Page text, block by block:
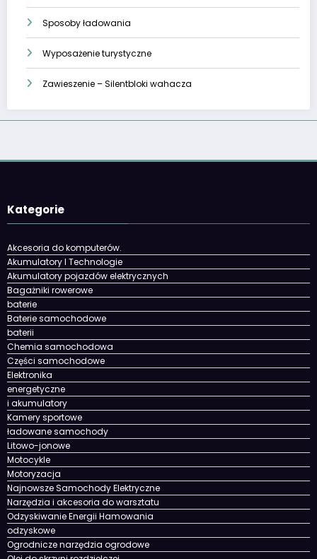
Sposoby ładowania
Wyposażenie turystyczne
Zawieszenie – Silentbloki wahacza
Kategorie
Akcesoria do komputerów.
Akumulatory I Technologie
Akumulatory pojazdów elektrycznych
Bagażniki rowerowe
baterie
Baterie samochodowe
baterii
Chemia samochodowa
Części samochodowe
Elektronika
energetyczne
i akumulatory
Kamery sportowe
ładowane samochody
Litowo-jonowe
Motocykle
Motoryzacja
Najnowsze Samochody Elektryczne
Narzędzia i akcesoria do warsztatu
Odzyskiwanie Energii Hamowania
odzyskowe
Ogrodnicze narzędzia ogrodowe